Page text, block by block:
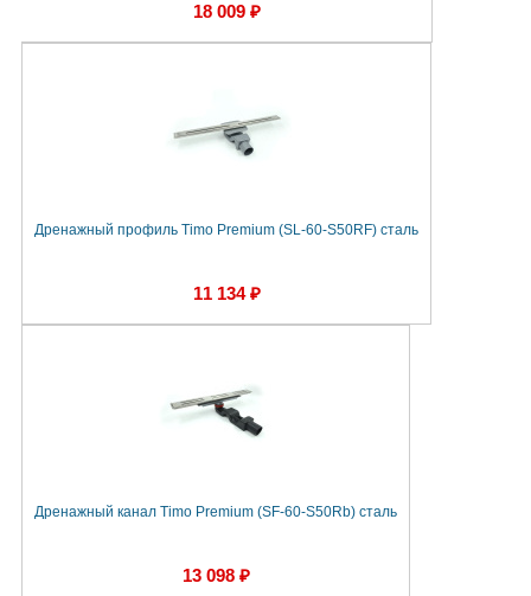
18 009 ₽
Дренажный профиль Timo Premium (SL-60-S50RF) сталь
11 134 ₽
Дренажный канал Timo Premium (SF-60-S50Rb) сталь
13 098 ₽